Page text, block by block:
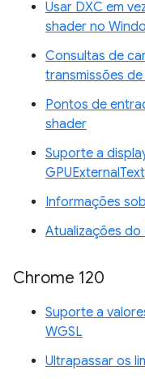
Usar DXC em
shader no
Consultas de
transmissões
Pontos de
shader
Suporte a
Informações
Atualizações do
Chrome 120
Suporte a
WGSL
Ultrapassar os